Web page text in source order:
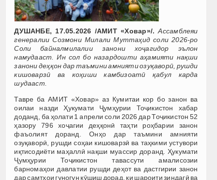
ДУШАНБЕ, 17.05.2026 /АМИТ «Ховар»/. Ассамблеяи
генералии Созмони Милали Муттаҳид соли 2026-ро
Соли байналмилалии занони хоҷагидор эълон
намудааст. Ин сол бо назардошти аҳамияти нақши
занони деҳқон дар таъмини амнияти озуқаворӣ, рушди
кишоварзӣ ва коҳиши камбизоатӣ қабул карда
шудааст.
Тавре ба АМИТ «Ховар» аз Кумитаи кор бо занон ва
оилаи назди Ҳукумати Ҷумҳурии Тоҷикистон хабар
доданд, ба ҳолати 1 апрели соли 2026 дар Тоҷикистон 52
ҳазору 796 хоҷагии деҳқонӣ таҳти роҳбарии занон
фаъолият доранд. Онҳо дар таъмини амнияти
озуқаворӣ, рушди соҳаи кишоварзӣ ва таҳкими устувори
иқтисодиёти маҳаллӣ нақши муассир доранд. Ҳукумати
Ҷумҳурии Тоҷикистон тавассути амалисозии
барномаҳои давлатии рушди деҳот ва дастгирии занон
дар самтҳои гуногун кӯшиш дорад, ки шароити зиндагӣ ва